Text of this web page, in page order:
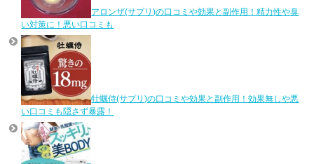
アロンザ(サプリ)の口コミや効果と副作用！精力性や臭
い対策に！悪い口コミも
牡蠣侍(サプリ)の口コミや効果と副作用！効果無しや悪
い口コミも隠さず暴露！